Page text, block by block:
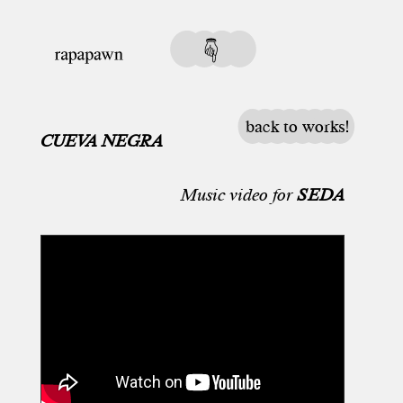
back to works!
CUEVA NEGRA
Music video forSEDA